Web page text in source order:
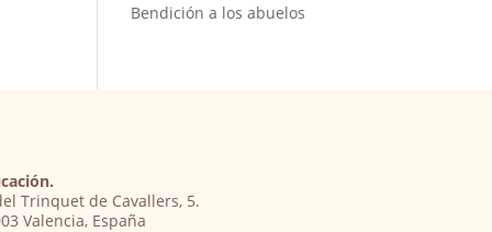
Bendición a los abuelos
Trinquet de Cavallers, 5.
Valencia, España